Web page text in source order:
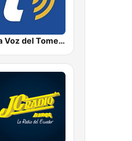
La Voz del Tomebamba